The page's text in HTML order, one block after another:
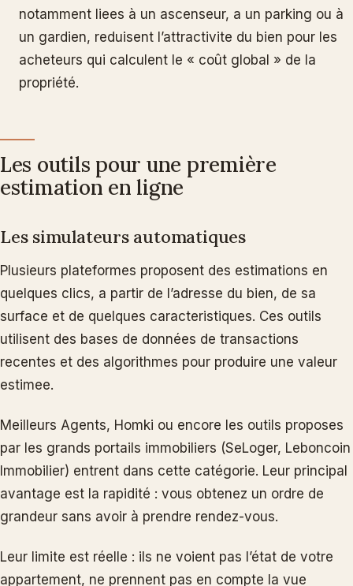
notamment liees à un ascenseur, a un parking ou à
un gardien, reduisent l’attractivite du bien pour les
acheteurs qui calculent le « coût global » de la
propriété.
Les outils pour une première
estimation en ligne
Les simulateurs automatiques
Plusieurs plateformes proposent des estimations en
quelques clics, a partir de l’adresse du bien, de sa
surface et de quelques caracteristiques. Ces outils
utilisent des bases de données de transactions
recentes et des algorithmes pour produire une valeur
estimee.
Meilleurs Agents, Homki ou encore les outils proposes
par les grands portails immobiliers (SeLoger, Leboncoin
Immobilier) entrent dans cette catégorie. Leur principal
avantage est la rapidité : vous obtenez un ordre de
grandeur sans avoir à prendre rendez-vous.
Leur limite est réelle : ils ne voient pas l’état de votre
appartement, ne prennent pas en compte la vue